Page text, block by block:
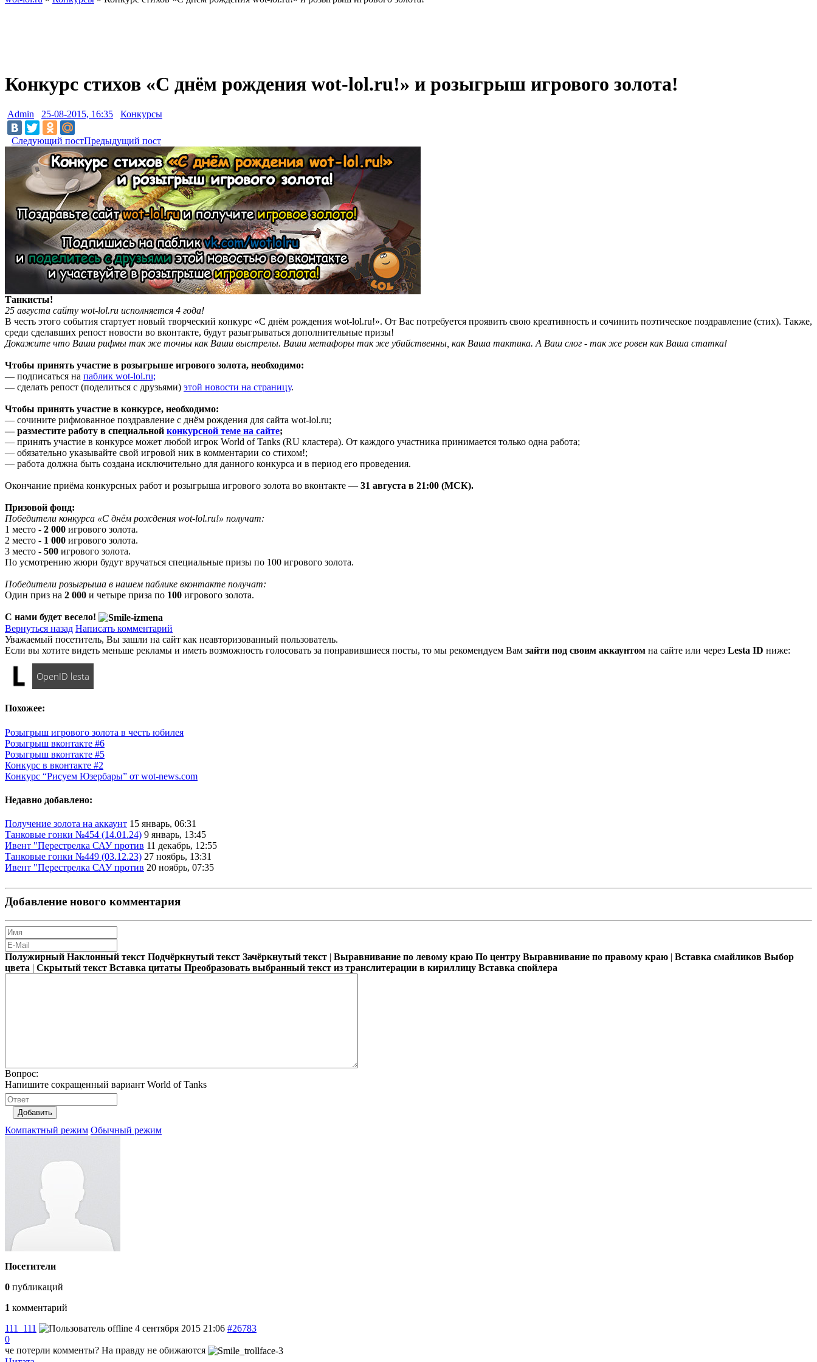
Конкурс стихов «С днём рождения wot-lol.ru!» и розыгрыш игрового золота!
Admin 25-08-2015, 16:35 Конкурсы
Следующий постПредыдущий пост
Танкисты!
25 августа сайту wot-lol.ru исполняется 4 года!
В честь этого события стартует новый творческий конкурс «С днём рождения wot-lol.ru!». От Вас потребуется проявить свою креативность и сочинить поэтическое поздравление (стих). Также,
среди сделавших репост новости во вконтакте, будут разыгрываться дополнительные призы!
Докажите что Ваши рифмы так же точны как Ваши выстрелы. Ваши метафоры так же убийственны, как Ваша тактика. А Ваш слог - так же ровен как Ваша статка!
Чтобы принять участие в розыгрыше игрового золота, необходимо:
— подписаться на паблик wot-lol.ru;
— сделать репост (поделиться с друзьями) этой новости на страницу.
Чтобы принять участие в конкурсе, необходимо:
— сочините рифмованное поздравление с днём рождения для сайта wot-lol.ru;
— разместите работу в специальной конкурсной теме на сайте;
— принять участие в конкурсе может любой игрок World of Tanks (RU кластера). От каждого участника принимается только одна работа;
— обязательно указывайте свой игровой ник в комментарии со стихом!;
— работа должна быть создана исключительно для данного конкурса и в период его проведения.
Окончание приёма конкурсных работ и розыгрыша игрового золота во вконтакте — 31 августа в 21:00 (МСК).
Призовой фонд:
Победители конкурса «С днём рождения wot-lol.ru!» получат:
1 место - 2 000 игрового золота.
2 место - 1 000 игрового золота.
3 место - 500 игрового золота.
По усмотрению жюри будут вручаться специальные призы по 100 игрового золота.
Победители розыгрыша в нашем паблике вконтакте получат:
Один приз на 2 000 и четыре приза по 100 игрового золота.
С нами будет весело!
Вернуться назад Написать комментарий
Уважаемый посетитель, Вы зашли на сайт как неавторизованный пользователь.
Если вы хотите видеть меньше рекламы и иметь возможность голосовать за понравившиеся посты, то мы рекомендуем Вам зайти под своим аккаунтом на сайте или через Lesta ID ниже:
OpenID lesta
Похожее:
Розыгрыш игрового золота в честь юбилея
Розыгрыш вконтакте #6
Розыгрыш вконтакте #5
Конкурс в вконтакте #2
Конкурс “Рисуем Юзербары” от wot-news.com
Недавно добавлено:
Получение золота на аккаунт 15 январь, 06:31
Танковые гонки №454 (14.01.24) 9 январь, 13:45
Ивент "Перестрелка САУ против 11 декабрь, 12:55
Танковые гонки №449 (03.12.23) 27 ноябрь, 13:31
Ивент "Перестрелка САУ против 20 ноябрь, 07:35
Добавление нового комментария
Полужирный Наклонный текст Подчёркнутый текст Зачёркнутый текст | Выравнивание по левому краю По центру Выравнивание по правому краю | Вставка смайликов Выбор
цвета | Скрытый текст Вставка цитаты Преобразовать выбранный текст из транслитерации в кириллицу Вставка спойлера
Вопрос:
Напишите сокращенный вариант World of Tanks
Добавить
Компактный режим Обычный режим
Посетители
0 публикаций
1 комментарий
111_111
4 сентября 2015 21:06 #26783
0
че потерли комменты? На правду не обижаются